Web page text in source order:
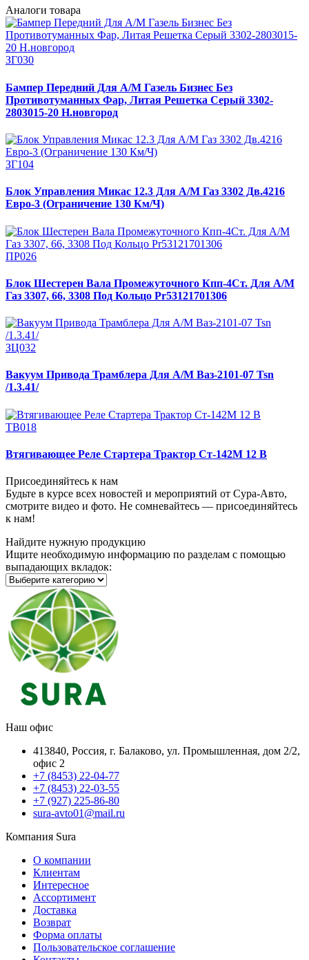
Аналоги товара
ЗГ030
Бампер Передний Для А/М Газель Бизнес Без
Противотуманных Фар, Литая Решетка Серый 3302-
2803015-20 Н.новгород
ЗГ104
Блок Управления Микас 12.3 Для А/М Газ 3302 Дв.4216
Евро-3 (Ограничение 130 Км/Ч)
ПР026
Блок Шестерен Вала Промежуточного Кпп-4Ст. Для А/М
Газ 3307, 66, 3308 Под Кольцо Pr53121701306
ЗЦ032
Вакуум Привода Трамблера Для А/М Ваз-2101-07 Tsn
/1.3.41/
ТВ018
Втягивающее Реле Стартера Трактор Ст-142М 12 В
Присоединяйтесь к нам
Будьте в курсе всех новостей и мероприятий от Сура-Авто,
смотрите видео и фото. Не сомневайтесь — присоединяйтесь
к нам!
Найдите нужную продукцию
Ищите необходимую информацию по разделам с помощью
выпадающих вкладок:
Наш офис
413840, Россия, г. Балаково, ул. Промышленная, дом 2/2,
офис 2
+7 (8453) 22-04-77
+7 (8453) 22-03-55
+7 (927) 225-86-80
sura-avto01@mail.ru
Компания Sura
О компании
Клиентам
Интересное
Ассортимент
Доставка
Возврат
Форма оплаты
Пользовательское соглашение